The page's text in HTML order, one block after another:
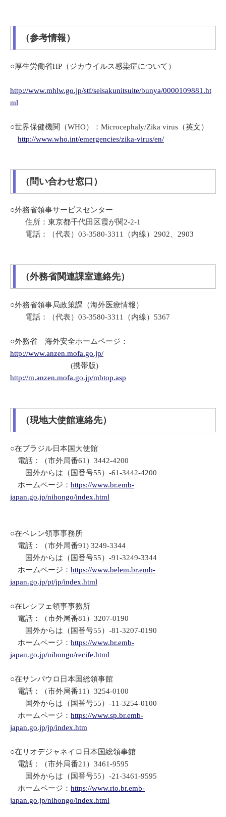
（参考情報）
○厚生労働省HP（ジカウイルス感染症について）
http://www.mhlw.go.jp/stf/seisakunitsuite/bunya/0000109881.ht
ml
○世界保健機関（WHO）：Microcephaly/Zika virus（英文）
http://www.who.int/emergencies/zika-virus/en/
（問い合わせ窓口）
○外務省領事サービスセンター
住所：東京都千代田区霞が関2-2-1
電話：（代表）03-3580-3311（内線）2902、2903
（外務省関連課室連絡先）
○外務省領事局政策課（海外医療情報）
電話：（代表）03-3580-3311（内線）5367
○外務省 海外安全ホームページ：
http://www.anzen.mofa.go.jp/
(携帯版)
http://m.anzen.mofa.go.jp/mbtop.asp
（現地大使館連絡先）
○在ブラジル日本国大使館
電話：（市外局番61）3442-4200
国外からは（国番号55）-61-3442-4200
ホームページ： https://www.br.emb-
japan.go.jp/nihongo/index.html
○在ベレン領事事務所
電話：（市外局番91) 3249-3344
国外からは（国番号55）-91-3249-3344
ホームページ： https://www.belem.br.emb-
japan.go.jp/pt/jp/index.html
○在レシフェ領事事務所
電話：（市外局番81）3207-0190
国外からは（国番号55）-81-3207-0190
ホームページ： https://www.br.emb-
japan.go.jp/nihongo/recife.html
○在サンパウロ日本国総領事館
電話：（市外局番11）3254-0100
国外からは（国番号55）-11-3254-0100
ホームページ： https://www.sp.br.emb-
japan.go.jp/jp/index.htm
○在リオデジャネイロ日本国総領事館
電話：（市外局番21）3461-9595
国外からは（国番号55）-21-3461-9595
ホームページ： https://www.rio.br.emb-
japan.go.jp/nihongo/index.html